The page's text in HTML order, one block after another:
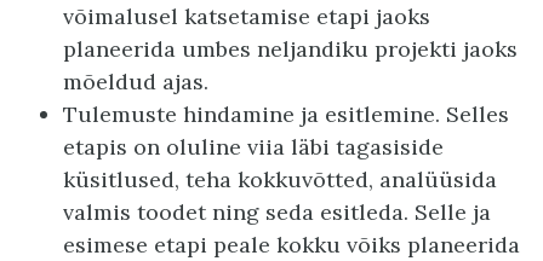
võimalusel katsetamise etapi jaoks
planeerida umbes neljandiku projekti jaoks
mõeldud ajas.
Tulemuste hindamine ja esitlemine. Selles
etapis on oluline viia läbi tagasiside
küsitlused, teha kokkuvõtted, analüüsida
valmis toodet ning seda esitleda. Selle ja
esimese etapi peale kokku võiks planeerida